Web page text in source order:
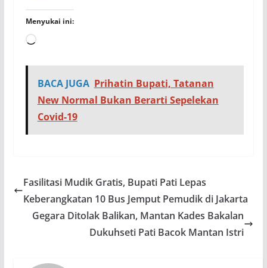
Menyukai ini:
Memuat...
BACA JUGA Prihatin Bupati, Tatanan
New Normal Bukan Berarti Sepelekan
Covid-19
Fasilitasi Mudik Gratis, Bupati Pati Lepas
Keberangkatan 10 Bus Jemput Pemudik di Jakarta
Gegara Ditolak Balikan, Mantan Kades Bakalan
Dukuhseti Pati Bacok Mantan Istri